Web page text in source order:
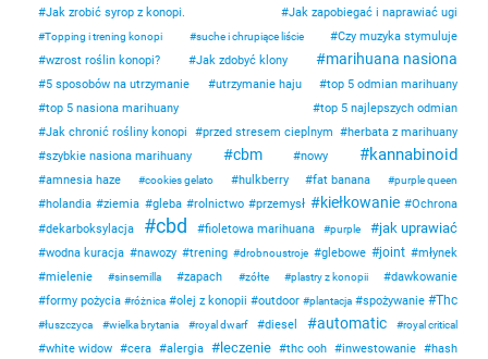
Jak zrobić syrop z konopi. Jak zapobiegać i naprawiać ugi
Topping i trening konopi suche i chrupiące liście
Czy muzyka stymuluje
wzrost roślin konopi?
Jak zdobyć klony marihuana nasiona
5 sposobów na utrzymanie utrzymanie haju
top 5 odmian marihuany
top 5 nasiona marihuany
top 5 najlepszych odmian
Jak chronić rośliny konopi
przed stresem cieplnym
herbata z marihuany
szybkie nasiona marihuany
cbm nowy kannabinoid
amnesia haze cookies gelato hulkberry fat banana purple queen
holandia ziemia gleba rolnictwo przemysł kiełkowanie
Ochrona
dekarboksylacja
cbd fioletowa marihuana purple jak uprawiać
wodna kuracja nawozy trening drobnoustroje glebowe joint
młynek
mielenie
sinsemilla zapach zółte plastry z konopii
dawkowanie
formy pożycia
różnica olej z konopii outdoor plantacja spożywanie Thc
łuszczyca wielka brytania royal dwarf diesel automatic royal critical
white widow cera alergia leczenie thc ooh inwestowanie hash